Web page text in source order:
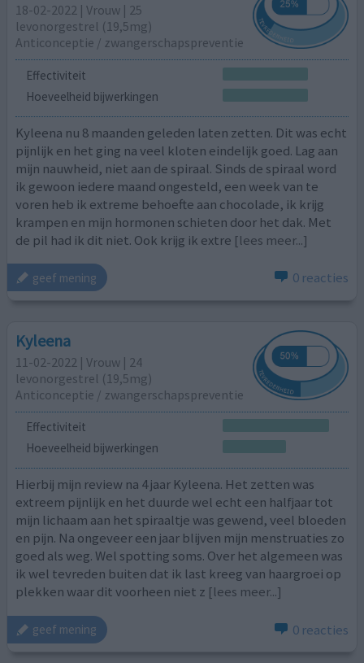
18-02-2022 | Vrouw | 25
levonorgestrel (19,5mg)
Anticonceptie / zwangerschapspreventie
Effectiviteit
Hoeveelheid bijwerkingen
Kyleena nu 8 maanden geleden laten zetten. Dit was echt
pijnlijk en het ging na veel kloten eindelijk goed. Lag aan
mijn nauwheid, niet aan de spiraal. Sinds de spiraal word
ik gewoon iedere maand ongesteld, een week van te
voren heb ik extreme behoefte aan chocolade, ik krijg
krampen en mijn hormonen schieten door het dak. Met
de pil had ik dit niet. Ook krijg ik extre [lees meer...]
geef mening 0 reacties
Kyleena
11-02-2022 | Vrouw | 24
levonorgestrel (19,5mg)
Anticonceptie / zwangerschapspreventie
Effectiviteit
Hoeveelheid bijwerkingen
Hierbij mijn review na 4 jaar Kyleena. Het zetten was
extreem pijnlijk en het duurde wel echt een halfjaar tot
mijn lichaam aan het spiraaltje was gewend, veel bloeden
en pijn. Na ongeveer een jaar blijven mijn menstruaties zo
goed als weg. Wel spotting soms. Over het algemeen was
ik wel tevreden buiten dat ik last kreeg van haargroei op
plekken waar dit voorheen niet z [lees meer...]
geef mening 0 reacties